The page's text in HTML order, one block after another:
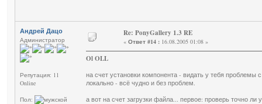
Андрей Дацо
Администратор
Репутация: 11
Online
Пол:
Re: PonyGallery 1.3 RE
« Ответ #14 : 16.08.2005 01:08 »
Ol OLL
на счет установки компонента - видать у тебя проблемы
локально - всё чудно и без проблем.
а вот на счет загрузки файла... первое: проверь точно